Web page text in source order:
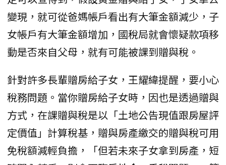
變現，就可從爸媽帳戶看出有大筆金額減少，子
女帳戶有大筆金額增加，國稅局就會懷疑款項移
動是否來自父母，就有可能被課到贈與稅。
針對許多長輩贈房給子女，王耀緯提醒，要小心
稅務問題。當你贈房給子女時，因也是透過贈與
方式，在課贈與稅是以「土地公告現值跟房屋評
定價值」計算稅基，贈與房產繳交的贈與稅可用
免稅額減輕負擔，「但若未來子女拿到房產，短